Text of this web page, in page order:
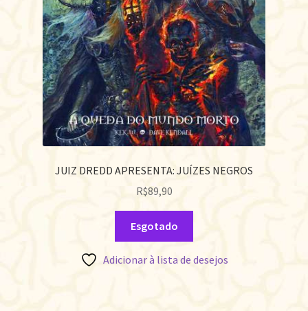
JUIZ DREDD APRESENTA: JUÍZES NEGROS
R$89,90
Esgotado
Adicionar à lista de desejos